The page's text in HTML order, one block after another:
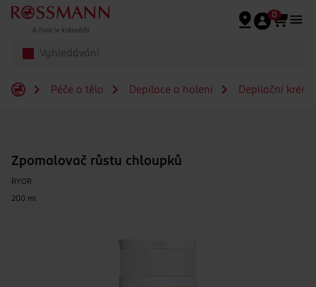
Přeskočit na hlavmní obsah
0
Péče o tělo Depilace a holení Depilační
Zpomalovač růstu chloupků
RYOR
200 ml